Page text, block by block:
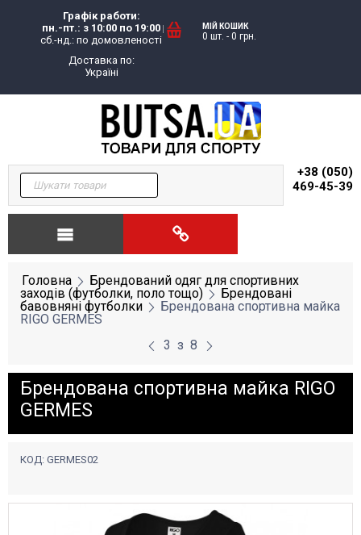
Графік работи:
пн.-пт.: з 10:00 по 19:00
сб.-нд.: по домовленості
Доставка по:
Україні
МІЙ КОШИК
0 шт. - 0 грн.
+38 (050)
469-45-39
Головна
Брендований одяг для спортивних
заходів (футболки, поло тощо)
Брендовані
бавовняні футболки
Брендована спортивна майка
RIGO GERMES
3 з 8
Брендована спортивна майка RIGO
GERMES
КОД: GERMES02